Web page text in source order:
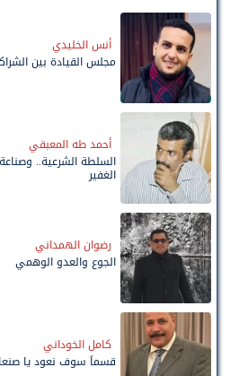
أنس الخليدي
مجلس القيادة بين
أحمد طه المعبقي
السلطة الشرعية..
الغفير
رضوان الهمداني
الجوع والعدو الوهمي
كامل الخوداني
قسماً سوف نعود يا